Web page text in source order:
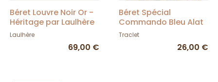
Béret Louvre Noir Or -
Héritage par Laulhère
Laulhère
69,00 €
Béret Spécial
Commando Bleu Alat
- Traclet
Traclet
26,00 €